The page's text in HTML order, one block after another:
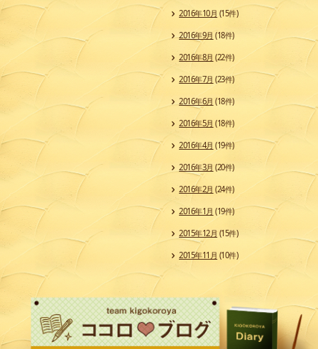
2016年10月 (15件)
2016年9月 (18件)
2016年8月 (22件)
2016年7月 (23件)
2016年6月 (18件)
2016年5月 (18件)
2016年4月 (19件)
2016年3月 (20件)
2016年2月 (24件)
2016年1月 (19件)
2015年12月 (15件)
2015年11月 (10件)